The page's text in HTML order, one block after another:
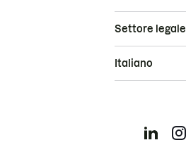
Settore legale
Italiano